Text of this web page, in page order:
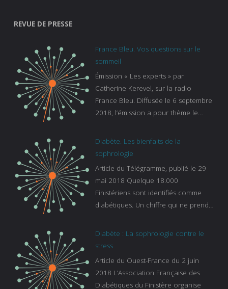
REVUE DE PRESSE
France Bleu. Vos questions sur le
sommeil
Émission « Les experts » par
Catherine Kerevel, sur la radio
France Bleu. Diffusée le 6 septembre
2018, l’émission a pour thème le
bleu :
https://www.francebleu.fr/emissions/l
sur-le-sommeil
Diabète. Les bienfaits de la
sophrologie
Article du Télégramme, publié le 29
mai 2018 Quelque 18.000
Finistériens sont identifiés comme
diabétiques. Un chiffre qui ne prend
s’ignorent. « C’est une pathologie qui
continue à augmenter, souligne
de la Caisse primaire d’assurance-
maladie. C’est aussi une pathologie
Diabète : La sophrologie contre le
stress
Article du Ouest-France du 2 juin
2018 L’Association Française des
Diabétiques du Finistère organise